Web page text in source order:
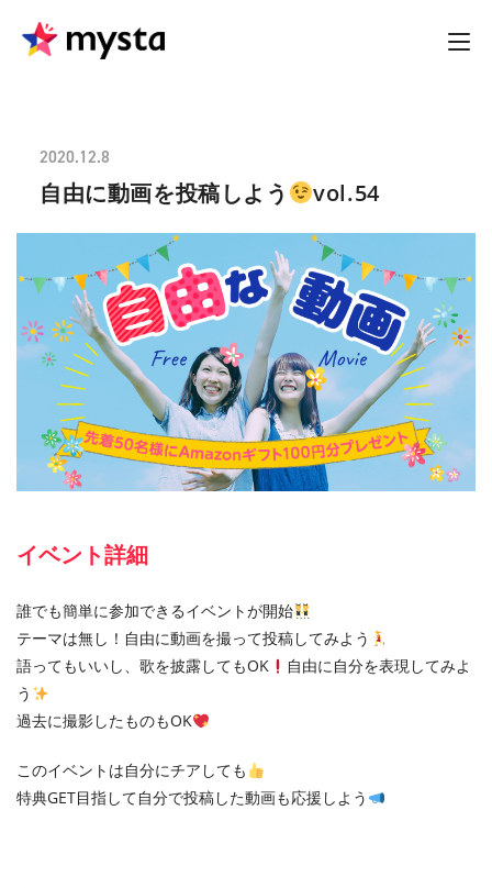
2020.12.8
自由に動画を投稿しよう vol.54
イベント詳細
誰でも簡単に参加できるイベントが開始
テーマは無し！自由に動画を撮って投稿してみよう
語ってもいいし、歌を披露してもOK
自由に自分を表現してみよ
う
過去に撮影したものもOK
このイベントは自分にチアしても
特典GET目指して自分で投稿した動画も応援しよう